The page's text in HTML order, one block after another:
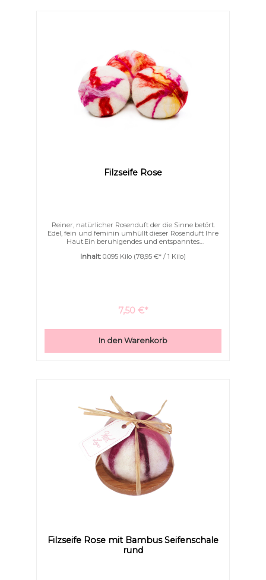
Filzseife Rose
Reiner, natürlicher Rosenduft der die Sinne betört.
Edel, fein und feminin umhüllt dieser Rosenduft Ihre
Haut.Ein beruhigendes und entspanntes
wunderschön eingefilzt. Die Filzseife schäumt
Inhalt: 0.095 Kilo (78,95 €* / 1 Kilo)
7,50 €*
In den Warenkorb
Filzseife Rose mit Bambus Seifenschale
rund
Farben invertieren Monochrom